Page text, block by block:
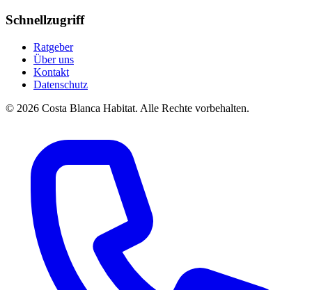
Schnellzugriff
Ratgeber
Über uns
Kontakt
Datenschutz
© 2026 Costa Blanca Habitat. Alle Rechte vorbehalten.